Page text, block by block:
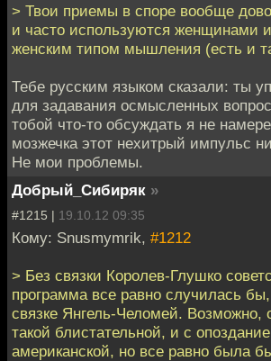
> Твои приемы в споре вообще
и часто используются женщинами
женским типом мышления (есть и
Тебе русским языком сказали: ты
для задавания осмысленных
тобой что-то обсуждать я не
мозжечка этот нехитрый импульс
Не мои проблемы.
Добрый_Сибиряк »
#1215 | 19.10.12 09:35
Кому: Snusmymrik, #1212
> Без связки Королев-Глушко
программа все равно случилась
связке Янгель-Челомей.
такой блистательной, и с
американской, но все равно была